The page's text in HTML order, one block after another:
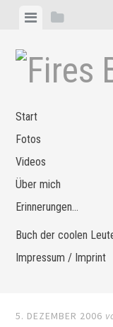
Zum
springen
Menü
Start
Fotos
Videos
Über mich
Erinnerungen…
Buch der coolen
Impressum / Imprint
5. DEZEMBER 2006